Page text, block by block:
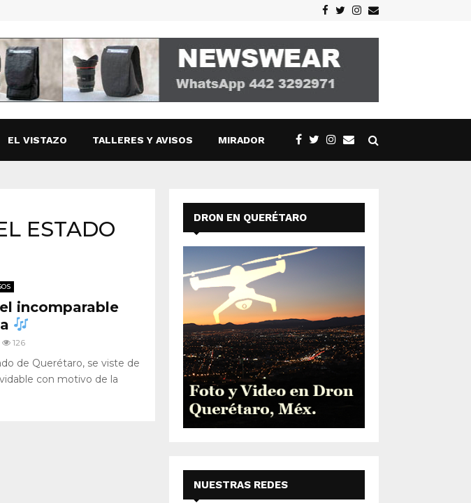
Facebook
TwitterInstagram
Email
EL VISTAZO TALLERES Y AVISOS MIRADOR
ESTADO
incomparable
126
de Querétaro, se viste de
con motivo de la
DRON EN QUERÉTARO
NUESTRAS REDES